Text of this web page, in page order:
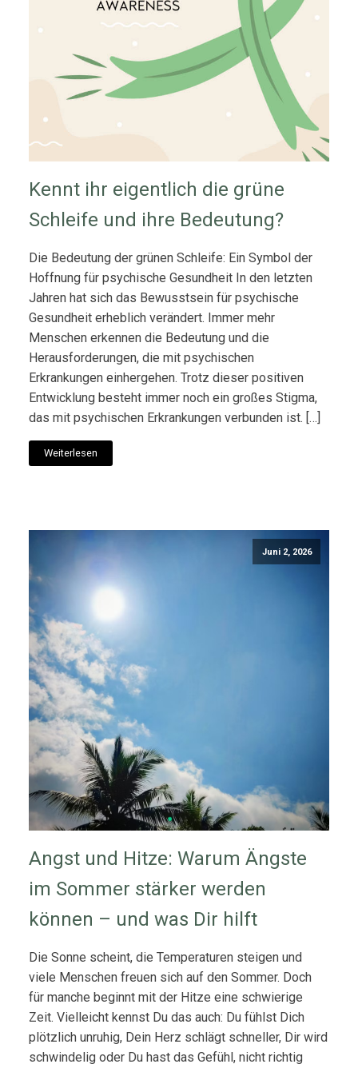
Kennt ihr eigentlich die grüne
Schleife und ihre Bedeutung?
Die Bedeutung der grünen Schleife: Ein Symbol der
Hoffnung für psychische Gesundheit In den letzten
Jahren hat sich das Bewusstsein für psychische
Gesundheit erheblich verändert. Immer mehr
Menschen erkennen die Bedeutung und die
Herausforderungen, die mit psychischen
Erkrankungen einhergehen. Trotz dieser positiven
Entwicklung besteht immer noch ein großes Stigma,
das mit psychischen Erkrankungen verbunden ist. […]
Weiterlesen
Juni 2, 2026
Angst und Hitze: Warum Ängste
im Sommer stärker werden
können – und was Dir hilft
Die Sonne scheint, die Temperaturen steigen und
viele Menschen freuen sich auf den Sommer. Doch
für manche beginnt mit der Hitze eine schwierige
Zeit. Vielleicht kennst Du das auch: Du fühlst Dich
plötzlich unruhig, Dein Herz schlägt schneller, Dir wird
schwindelig oder Du hast das Gefühl, nicht richtig